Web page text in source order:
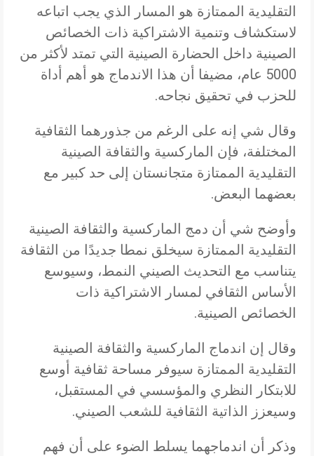
التقليدية الممتازة هو المسار الذي يجب اتباعه
لاستكشاف وتنمية الاشتراكية ذات الخصائص
الصينية داخل الحضارة الصينية التي تمتد لأكثر من
5000 عام، مضيفا أن هذا الاندماج هو أهم أداة
للحزب في تحقيق نجاحه.
وقال شي إنه على الرغم من جذورهما الثقافية
المختلفة، فإن الماركسية والثقافة الصينية
التقليدية الممتازة متجانستان إلى حد كبير مع
بعضهما البعض.
وأوضح شي أن دمج الماركسية والثقافة الصينية
التقليدية الممتازة سيخلق نمطا جديدًا من الثقافة
يتناسب مع التحديث الصيني النمط، وسيوسع
الأساس الثقافي لمسار الاشتراكية ذات
الخصائص الصينية.
وقال إن اندماج الماركسية والثقافة الصينية
التقليدية الممتازة سيوفر مساحة ثقافية أوسع
للابتكار النظري والمؤسسي في المستقبل،
وسيعزز الذاتية الثقافية للشعب الصيني.
وذكر أن اندماجهما يسلط الضوء على أن فهم